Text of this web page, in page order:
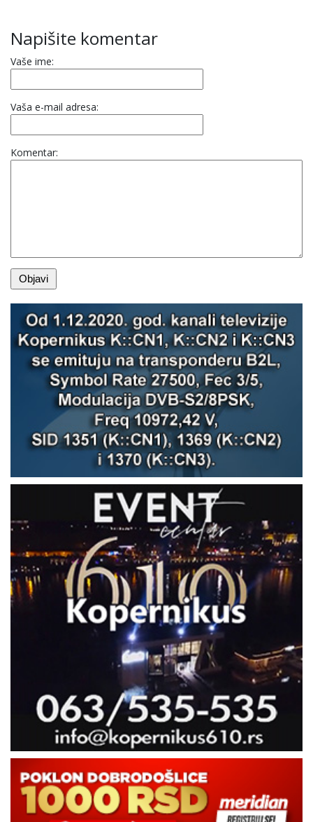
Napišite komentar
Vaše ime:
Vaša e-mail adresa:
Komentar: